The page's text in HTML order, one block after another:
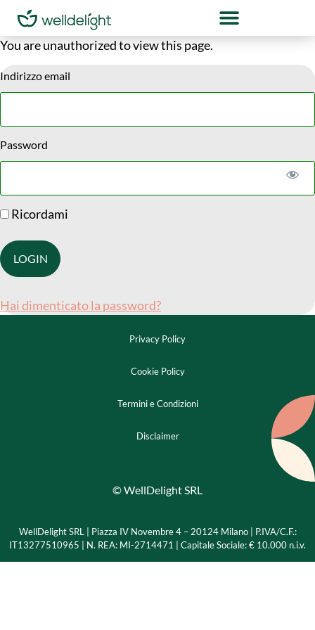
You are unauthorized to view this page.
Indirizzo email
Password
Ricordami
Hai dimenticato la password?
Privacy Policy
Cookie Policy
Termini e Condizioni
Disclaimer
© WellDelight SRL
WellDelight SRL | Piazza IV Novembre 4 – 20124 Milano | P.IVA/C.F.:
IT13277510965 | N. REA: MI-2714471 | Capitale Sociale: € 10.000 n.i.v.